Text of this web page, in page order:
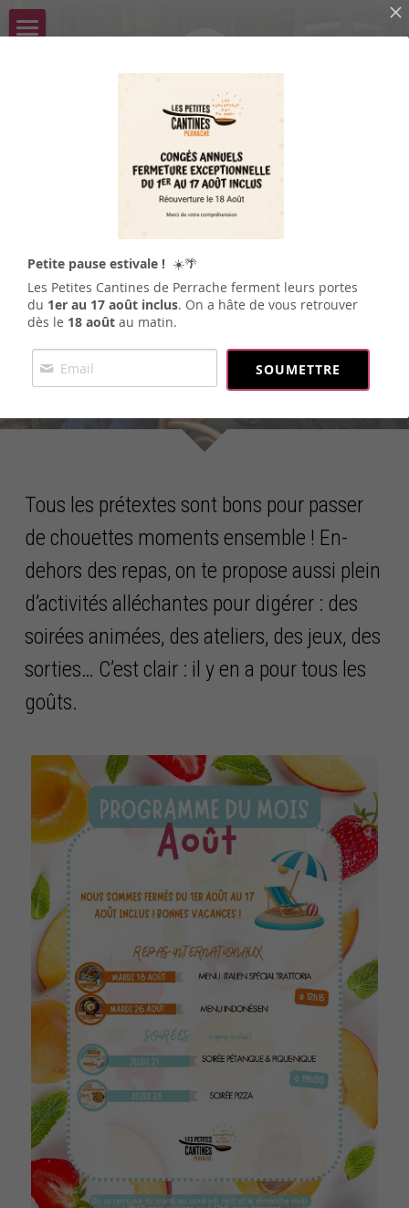
FAQ
PROGRAMME & RESERVATION
Evénements
NOUS REJOINDRE
Adhésion et Dons
Devenir bénévole
ACTUS
Actualités
Galerie
ASSEMBLÉE GENERALE 2026
CONTACT
LES ÉVENEMENTS
Tous les prétextes sont bons pour passer
de chouettes moments ensemble ! En-
dehors des repas, on te propose aussi plein
d’activités alléchantes pour digérer : des
soirées animées, des ateliers, des jeux, des
sorties… C’est clair : il y en a pour tous les
goûts.
Petite pause estivale ! ☀️🌴
Les Petites Cantines de Perrache ferment leurs portes
du 1er au 17 août inclus. On a hâte de vous retrouver
dès le 18 août au matin.
SOUMETTRE